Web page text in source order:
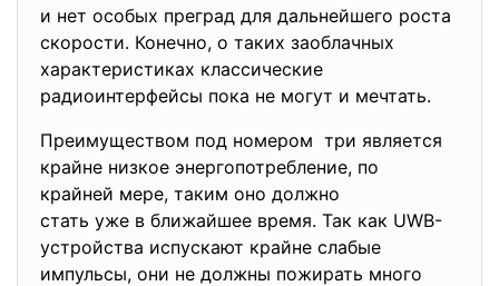
и нет особых преград для дальнейшего роста
скорости. Конечно, о таких заоблачных
характеристиках классические
радиоинтерфейсы пока не могут и мечтать.
Преимуществом под номером три является
крайне низкое энергопотребление, по
крайней мере, таким оно должно
стать уже в ближайшее время. Так как UWB-
устройства испускают крайне слабые
импульсы, они не должны пожирать много